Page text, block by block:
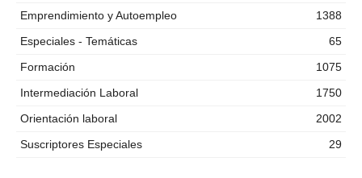
Emprendimiento y Autoempleo
1388
Especiales - Temáticas
65
Formación
1075
Intermediación Laboral
1750
Orientación laboral
2002
Suscriptores Especiales
29